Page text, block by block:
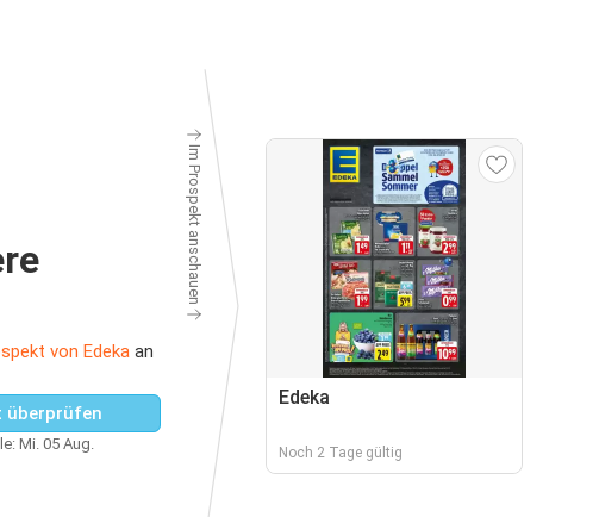
von Edeka an
überprüfen
Mi. 05 Aug.
Im Prospekt anschauen
Edeka
Noch 2 Tage gültig